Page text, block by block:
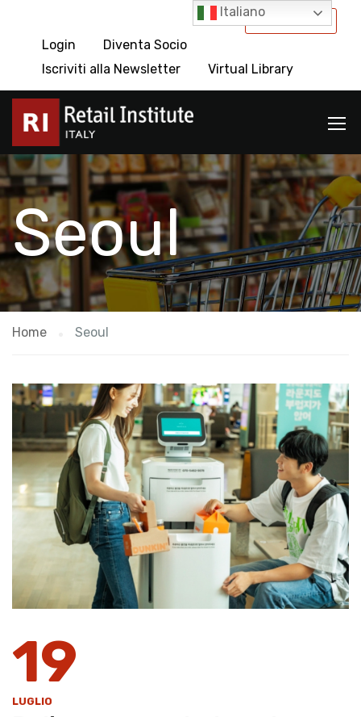
International
Login
Diventa Socio
Iscriviti alla Newsletter
Virtual Library
Seoul
Home Seoul
19
LUGLIO
Italiano